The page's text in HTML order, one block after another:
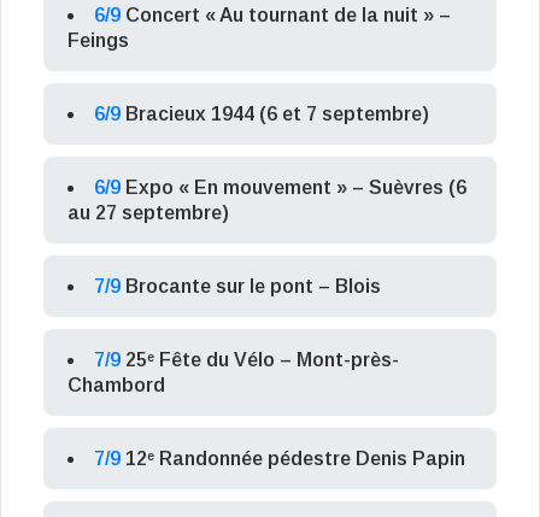
6/9 Concert « Au tournant de la nuit » –
Feings
6/9 Bracieux 1944 (6 et 7 septembre)
6/9 Expo « En mouvement » – Suèvres (6
au 27 septembre)
7/9 Brocante sur le pont – Blois
7/9 25ᵉ Fête du Vélo – Mont-près-
Chambord
7/9 12ᵉ Randonnée pédestre Denis Papin